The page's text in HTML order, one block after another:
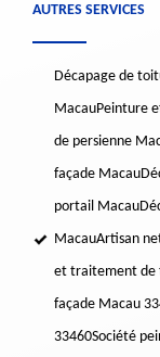
AUTRES SERVICES
Décapage de
MacauPeinture
de persienne
façade Macau
portail Macau
MacauArtisan
et traitement de
façade Macau
33460Société